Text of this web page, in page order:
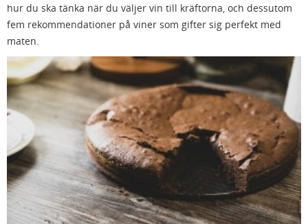
hur du ska tänka när du väljer vin till kräftorna, och dessutom
fem rekommendationer på viner som gifter sig perfekt med
maten.